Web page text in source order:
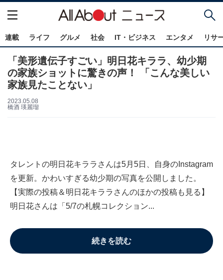
連載 ライフ グルメ 社会 IT・ビジネス エンタメ リサ
「美形遺伝子すごい」明日花キララ、幼少期
の家族ショットに驚きの声！ 「こんな美しい
家族見たことない」
2023.05.08
橋酒 瑛麗瑠
タレントの明日花キララさんは5月5日、自身のInstagram
を更新。かわいすぎる幼少期の写真を公開しました。
【実際の投稿＆明日花キララさんのほかの投稿も見る】
明日花さんは「5/7の札幌コレクション...
続きを読む